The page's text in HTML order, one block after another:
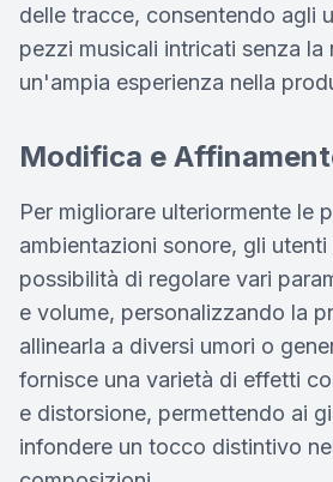
delle tracce, consentendo agli
pezzi musicali intricati senza la
un'ampia esperienza nella
Modifica e
Per migliorare ulteriormente le
ambientazioni sonore, gli utenti
possibilità di regolare vari
e volume, personalizzando la
allinearla a diversi umori o
fornisce una varietà di effetti
e distorsione, permettendo ai
infondere un tocco distintivo